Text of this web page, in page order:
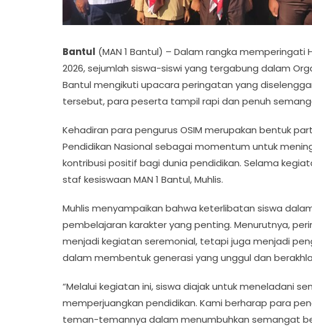
Bantul (MAN 1 Bantul) – Dalam rangka memperingati
2026, sejumlah siswa-siswi yang tergabung dalam
Bantul mengikuti upacara peringatan yang
tersebut, para peserta tampil rapi dan penuh
Kehadiran para pengurus OSIM merupakan bentuk
Pendidikan Nasional sebagai momentum untuk
kontribusi positif bagi dunia pendidikan. Selama
staf kesiswaan MAN 1 Bantul, Muhlis.
Muhlis menyampaikan bahwa keterlibatan siswa
pembelajaran karakter yang penting. Menurutnya,
menjadi kegiatan seremonial, tetapi juga menjadi
dalam membentuk generasi yang unggul dan
“Melalui kegiatan ini, siswa diajak untuk meneladani
memperjuangkan pendidikan. Kami berharap para
teman-temannya dalam menumbuhkan semangat